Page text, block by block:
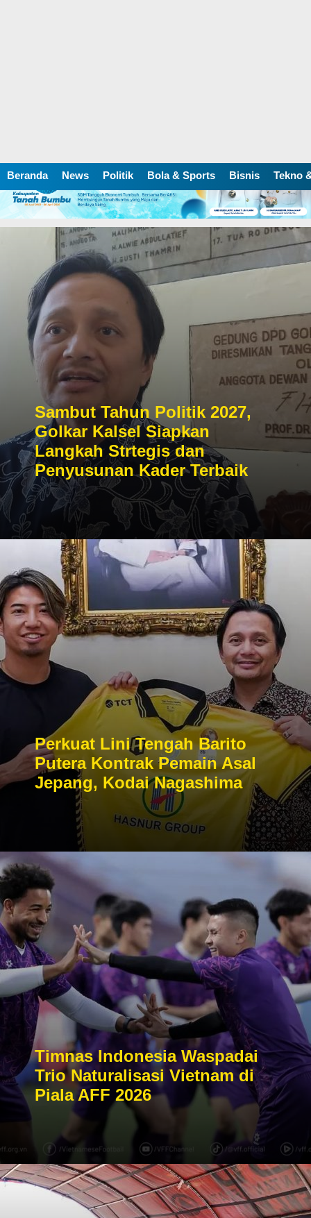
Beranda News Politik Bola & Sports Bisnis Tekno
Sambut Tahun Politik 2027,
Golkar Kalsel Siapkan
Langkah Strtegis dan
Penyusunan Kader Terbaik
Perkuat Lini Tengah Barito
Putera Kontrak Pemain Asal
Jepang, Kodai Nagashima
Timnas Indonesia Waspadai
Trio Naturalisasi Vietnam di
Piala AFF 2026